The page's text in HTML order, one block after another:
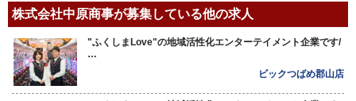
株式会社中原商事が募集している他の求人
"ふくしまLove"の地域活性化エンターテイメント企業です/
…
ビックつばめ郡山店